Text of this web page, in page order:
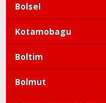
Bolsel
Kotamobagu
Boltim
Bolmut